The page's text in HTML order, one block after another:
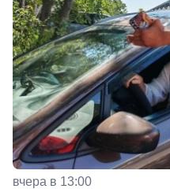
вчера в 13:00